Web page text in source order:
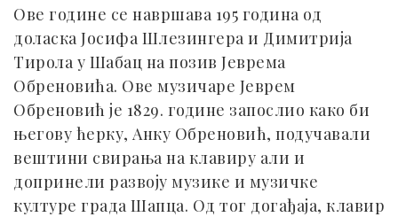
Ове године се навршава 195 година од
доласка Јосифа Шлезингера и Димитрија
Тирола у Шабац на позив Јеврема
Обреновића. Ове музичаре Јеврем
Обреновић је 1829. године запослио како би
његову ћерку, Анку Обреновић, подучавали
вештини свирања на клавиру али и
допринели развоју музике и музичке
културе града Шапца. Од тог догађаја, клавир